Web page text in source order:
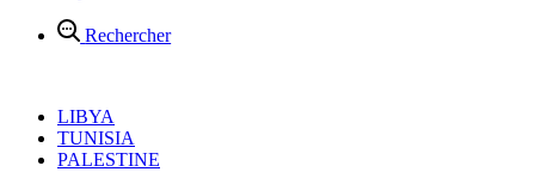
Rechercher
LIBYA
TUNISIA
PALESTINE